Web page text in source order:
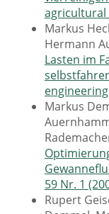
agricultural
Markus
Hermann
Lasten im
Markus
59 Nr. 1
Rupert